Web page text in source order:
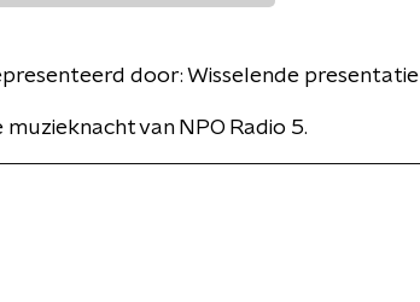
door: Wisselende presentatie
muzieknacht van NPO Radio 5.